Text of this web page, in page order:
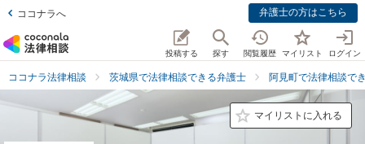
ココナラへ 弁護士の方はこちら
投稿する 探す 閲覧履歴 マイリスト ログイン
ココナラ法律相談 茨城県で法律相談できる弁護士 阿見町で法律相談で
マイリストに入れる